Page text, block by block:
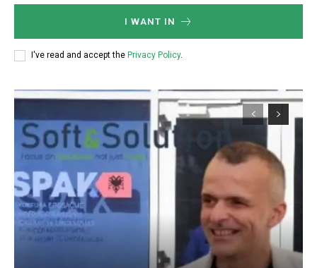
I WANT IN
I've read and accept the Privacy Policy.